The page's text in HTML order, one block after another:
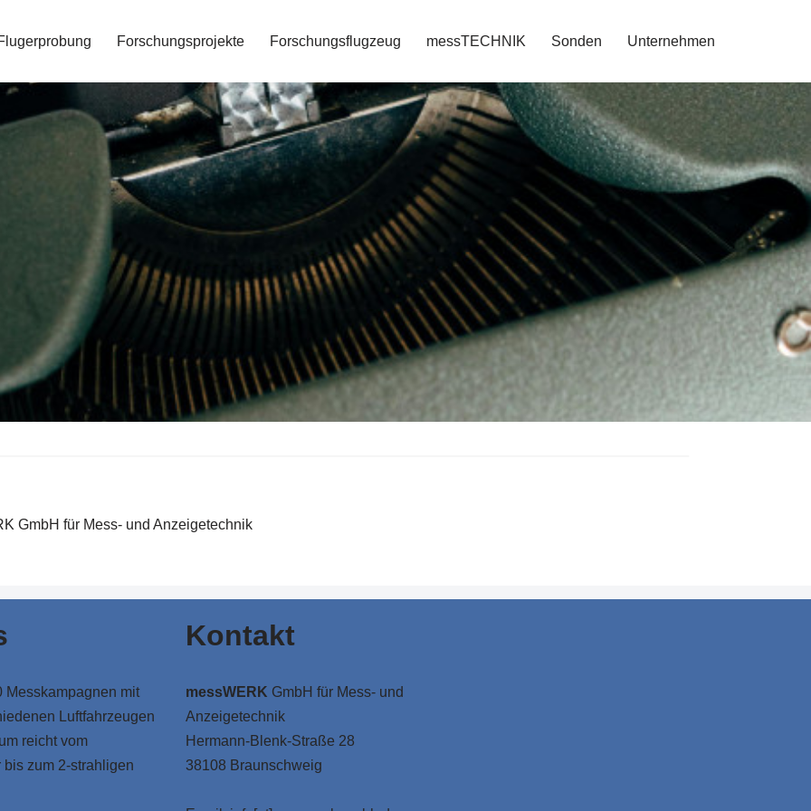
Forschungsprojekte Forschungsflugzeug messTECHNIK Sonden Unternehmen
GmbH für Mess- und Anzeigetechnik
Messkampagnen mit
Luftfahrzeugen
reicht vom
zum 2-strahligen
Kontakt
messWERK GmbH für Mess- und
Anzeigetechnik
Hermann-Blenk-Straße 28
38108 Braunschweig